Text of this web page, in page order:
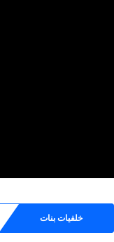
خلفيات بنات